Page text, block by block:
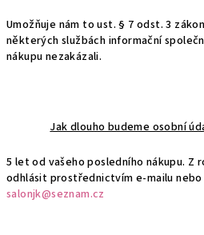
Umožňuje nám to ust. § 7 odst. 3
některých službách informační
nákupu nezakázali.
Jak dlouho budeme osobní
5 let od vašeho posledního nákupu. Z
odhlásit prostřednictvím e-mailu
salonjk@seznam.cz